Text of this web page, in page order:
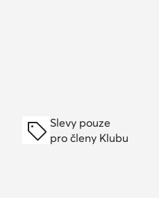
Slevy pouze
pro členy Klubu